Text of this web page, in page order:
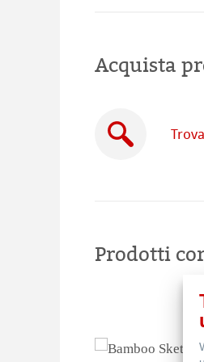
Trova un
Esposizioni ed
Acquista
Prodotti